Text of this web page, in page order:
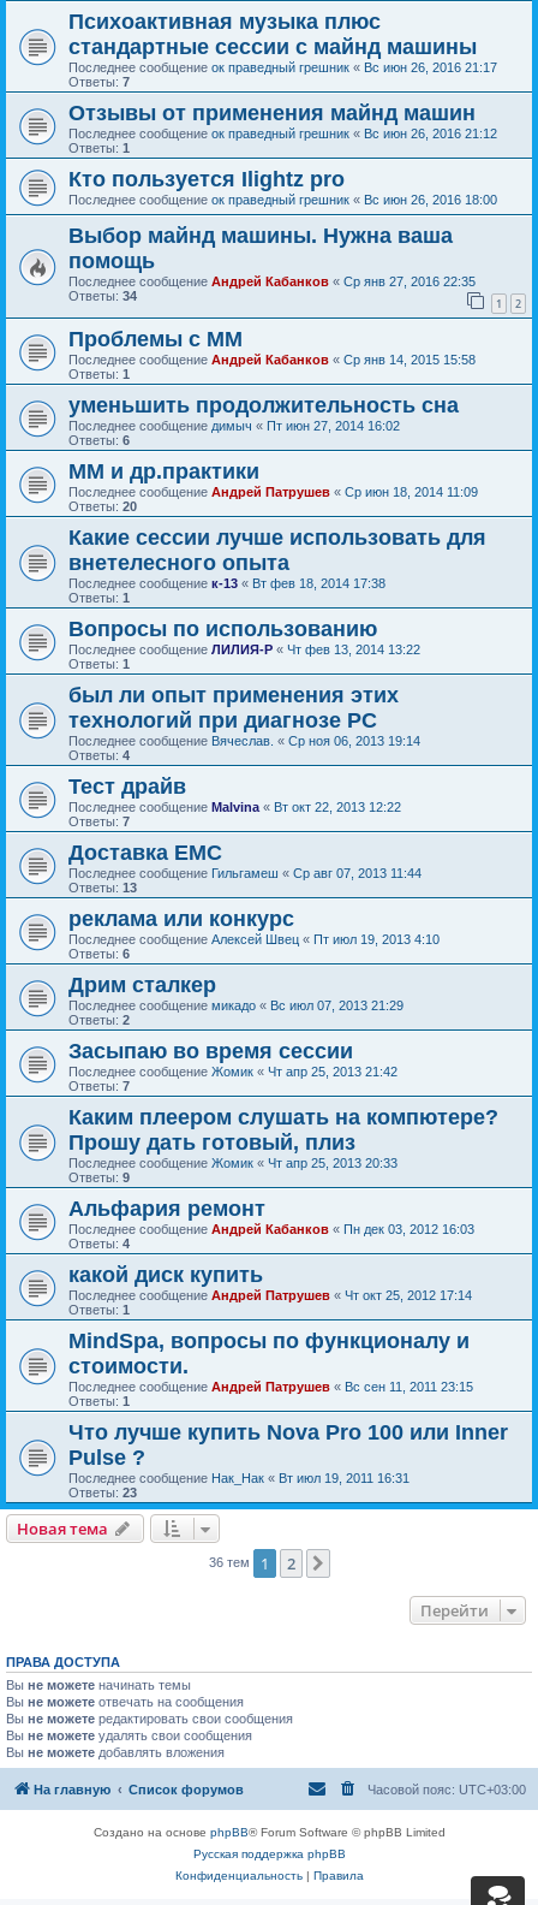
Психоактивная музыка плюс
стандартные сессии с майнд машины
Последнее сообщение ок праведный грешник « Вс июн 26, 2016 21:17
Ответы: 7
Отзывы от применения майнд машин
Последнее сообщение ок праведный грешник « Вс июн 26, 2016 21:12
Ответы: 1
Кто пользуется Ilightz pro
Последнее сообщение ок праведный грешник « Вс июн 26, 2016 18:00
Выбор майнд машины. Нужна ваша
помощь
Последнее сообщение Андрей Кабанков « Ср янв 27, 2016 22:35
Ответы: 34 1 2
Проблемы с ММ
Последнее сообщение Андрей Кабанков « Ср янв 14, 2015 15:58
Ответы: 1
уменьшить продолжительность сна
Последнее сообщение димыч « Пт июн 27, 2014 16:02
Ответы: 6
ММ и др.практики
Последнее сообщение Андрей Патрушев « Ср июн 18, 2014 11:09
Ответы: 20
Какие сессии лучше использовать для
внетелесного опыта
Последнее сообщение к-13 « Вт фев 18, 2014 17:38
Ответы: 1
Вопросы по использованию
Последнее сообщение ЛИЛИЯ-Р « Чт фев 13, 2014 13:22
Ответы: 1
был ли опыт применения этих
технологий при диагнозе РС
Последнее сообщение Вячеслав. « Ср ноя 06, 2013 19:14
Ответы: 4
Тест драйв
Последнее сообщение Malvina « Вт окт 22, 2013 12:22
Ответы: 7
Доставка ЕМС
Последнее сообщение Гильгамеш « Ср авг 07, 2013 11:44
Ответы: 13
реклама или конкурс
Последнее сообщение Алексей Швец « Пт июл 19, 2013 4:10
Ответы: 6
Дрим сталкер
Последнее сообщение микадо « Вс июл 07, 2013 21:29
Ответы: 2
Засыпаю во время сессии
Последнее сообщение Жомик « Чт апр 25, 2013 21:42
Ответы: 7
Каким плеером слушать на компютере?
Прошу дать готовый, плиз
Последнее сообщение Жомик « Чт апр 25, 2013 20:33
Ответы: 9
Альфария ремонт
Последнее сообщение Андрей Кабанков « Пн дек 03, 2012 16:03
Ответы: 4
какой диск купить
Последнее сообщение Андрей Патрушев « Чт окт 25, 2012 17:14
Ответы: 1
MindSpa, вопросы по функционалу и
стоимости.
Последнее сообщение Андрей Патрушев « Вс сен 11, 2011 23:15
Ответы: 1
Что лучше купить Nova Pro 100 или Inner
Pulse ?
Последнее сообщение Нак_Нак « Вт июл 19, 2011 16:31
Ответы: 23
Новая тема
36 тем 1 2
Перейти
ПРАВА ДОСТУПА
Вы не можете начинать темы
Вы не можете отвечать на сообщения
Вы не можете редактировать свои сообщения
Вы не можете удалять свои сообщения
Вы не можете добавлять вложения
На главную Список форумов Часовой пояс: UTC+03:00
Создано на основе phpBB® Forum Software © phpBB Limited
Русская поддержка phpBB
Конфиденциальность| Правила